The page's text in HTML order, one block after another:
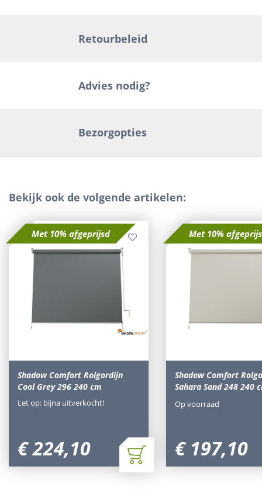
Retourbeleid
Advies nodig?
Bezorgopties
Bekijk ook de volgende artikelen:
Met 10% afgeprijsd
Shadow Comfort Rolgordijn
Cool Grey 296 240 cm
€224,10
Let op: bijna uitverkocht!
Met 10%
Shadow Comfort
Sahara Sand 248 240
€ 197,10
Op voorraad